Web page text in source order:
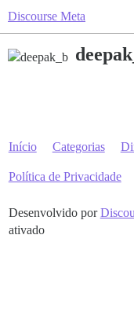
Discourse Meta
Início Categorias
Política de Privacidade
Desenvolvido por
ativado